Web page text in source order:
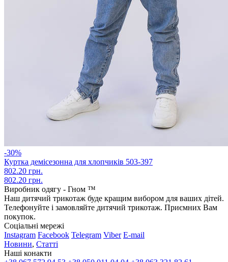
-30%
Куртка демісезонна для хлопчиків 503-397
802.20 грн.
802.20 грн.
Виробник одягу - Гном ™
Наш дитячий трикотаж буде кращим вибором для ваших дітей.
Телефонуйте і замовляйте дитячий трикотаж. Приємних Вам
покупок.
Соціальні мережі
Instagram Facebook Telegram Viber E-mail
Новини, Статті
Наші конакти